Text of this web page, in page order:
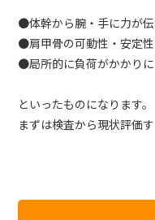
●体幹から腕・手に力が
●肩甲骨の可動性・安定
●局所的に負荷がかかり
といったものになります。
まずは検査から現状評価